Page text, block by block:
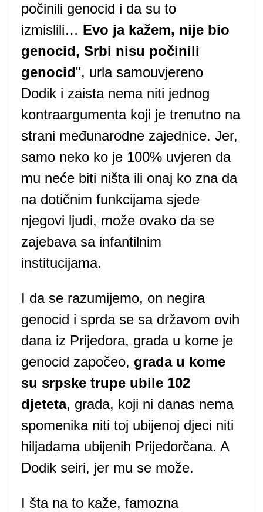
počinili genocid i da su to
izmislili… Evo ja kažem, nije bio
genocid, Srbi nisu počinili
genocid", urla samouvjereno
Dodik i zaista nema niti jednog
kontraargumenta koji je trenutno na
strani međunarodne zajednice. Jer,
samo neko ko je 100% uvjeren da
mu neće biti ništa ili onaj ko zna da
na dotičnim funkcijama sjede
njegovi ljudi, može ovako da se
zajebava sa infantilnim
institucijama.
I da se razumijemo, on negira
genocid i sprda se sa državom ovih
dana iz Prijedora, grada u kome je
genocid započeo, grada u kome
su srpske trupe ubile 102
djeteta, grada, koji ni danas nema
spomenika niti toj ubijenoj djeci niti
hiljadama ubijenih Prijedorčana. A
Dodik seiri, jer mu se može.
I šta na to kaže, famozna